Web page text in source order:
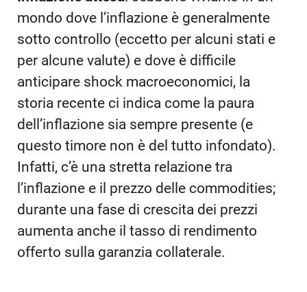
mondo dove l’inflazione è generalmente
sotto controllo (eccetto per alcuni stati e
per alcune valute) e dove è difficile
anticipare shock macroeconomici, la
storia recente ci indica come la paura
dell’inflazione sia sempre presente (e
questo timore non è del tutto infondato).
Infatti, c’è una stretta relazione tra
l’inflazione e il prezzo delle commodities;
durante una fase di crescita dei prezzi
aumenta anche il tasso di rendimento
offerto sulla garanzia collaterale.